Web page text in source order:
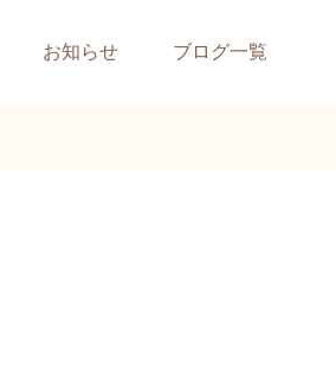
お知らせ ブログ一覧